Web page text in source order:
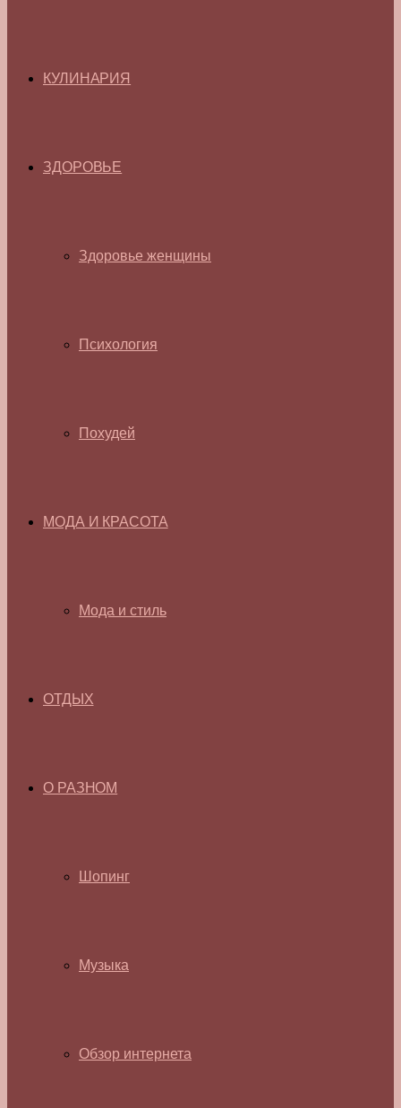
КУЛИНАРИЯ
ЗДОРОВЬЕ
Здоровье женщины
Психология
Похудей
МОДА И КРАСОТА
Мода и стиль
ОТДЫХ
О РАЗНОМ
Шопинг
Музыка
Обзор интернета